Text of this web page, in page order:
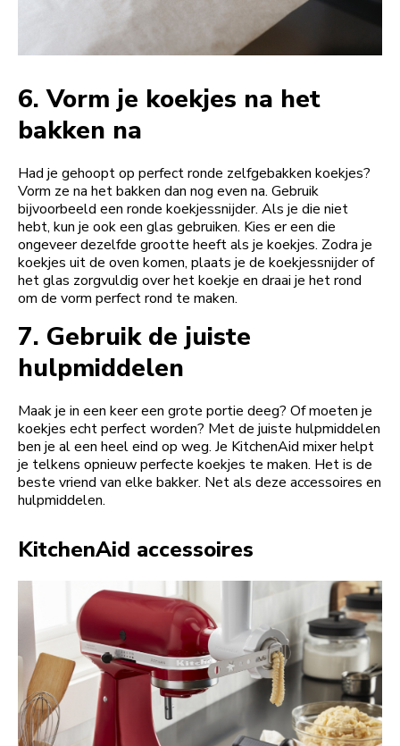
6.Vorm je koekjes na het
bakken na
Had je gehoopt op perfect ronde zelfgebakken koekjes?
Vorm ze na het bakken dan nog even na. Gebruik
bijvoorbeeld een ronde koekjessnijder. Als je die niet
hebt, kun je ook een glas gebruiken. Kies er een die
ongeveer dezelfde grootte heeft als je koekjes. Zodra je
koekjes uit de oven komen, plaats je de koekjessnijder of
het glas zorgvuldig over het koekje en draai je het rond
om de vorm perfect rond te maken.
7. Gebruik de juiste
hulpmiddelen
Maak je in een keer een grote portie deeg? Of moeten je
koekjes echt perfect worden? Met de juiste hulpmiddelen
ben je al een heel eind op weg. Je KitchenAid mixer helpt
je telkens opnieuw perfecte koekjes te maken. Het is de
beste vriend van elke bakker. Net als deze accessoires en
hulpmiddelen.
KitchenAid accessoires